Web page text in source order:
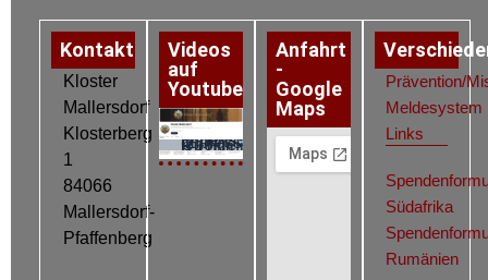
Kontakt
Kloster
Mallersdorf
Klosterberg
1
84066
Mallersdorf-
Pfaffenberg
Videos
auf
Youtube
Datenschutz
Impressum
Cookie-Richtlinie (EU)
Anfahrt
-
Google
Maps
Prävention/
Meldesystem
Links
Südafrika
Rumänien